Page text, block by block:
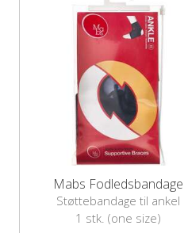
Mabs Fodledsbandage
Støttebandage til ankel
1 stk. (one size)